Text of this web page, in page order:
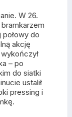
W 26.
połowy do
akcję
– po
do siatki
ustalił
pressing i